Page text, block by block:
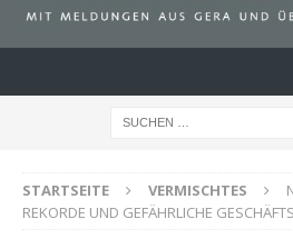
STARTSEITE VERMISCHTES
REKORDE UND GEFÄHRLICHE